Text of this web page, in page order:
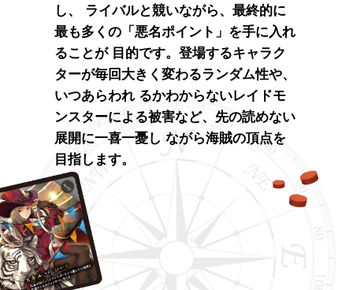
し、
ライバルと競いながら、最終的に
最も多くの「悪名ポイント」を手に入れ
ることが目的です。登場するキャラク
ターが毎回大きく変わるランダム性や、
いつあらわれるかわからないレイドモ
ンスターによる被害など、先の読めない
展開に一喜一憂し ながら海賊の頂点を
目指します。